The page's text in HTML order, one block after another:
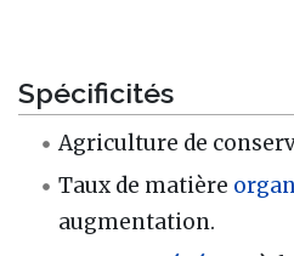
Spécificités
Agriculture de
Taux de matière
augmentation.